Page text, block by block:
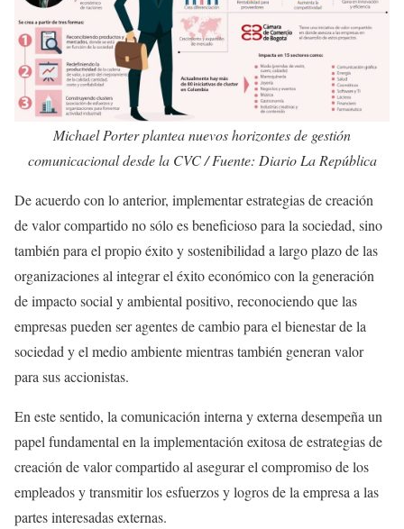
Michael Porter plantea nuevos horizontes de gestión
comunicacional desde la CVC / Fuente: Diario La República
De acuerdo con lo anterior, implementar estrategias de creación
de valor compartido no sólo es beneficioso para la sociedad, sino
también para el propio éxito y sostenibilidad a largo plazo de las
organizaciones al integrar el éxito económico con la generación
de impacto social y ambiental positivo, reconociendo que las
empresas pueden ser agentes de cambio para el bienestar de la
sociedad y el medio ambiente mientras también generan valor
para sus accionistas.
En este sentido, la comunicación interna y externa desempeña un
papel fundamental en la implementación exitosa de estrategias de
creación de valor compartido al asegurar el compromiso de los
empleados y transmitir los esfuerzos y logros de la empresa a las
partes interesadas externas.